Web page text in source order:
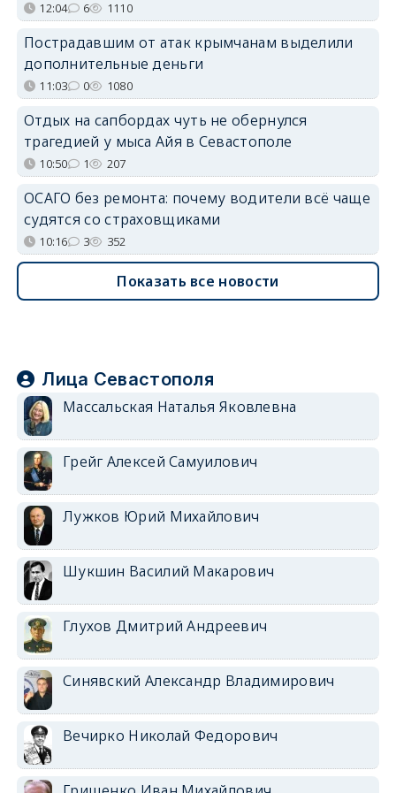
12:04 6 1110
Пострадавшим от атак крымчанам выделили
дополнительные деньги
11:03 0 1080
Отдых на сапбордах чуть не обернулся
трагедией у мыса Айя в Севастополе
10:50 1 207
ОСАГО без ремонта: почему водители всё чаще
судятся со страховщиками
10:16 3 352
Показать все новости
Лица Севастополя
Массальская Наталья Яковлевна
Грейг Алексей Самуилович
Лужков Юрий Михайлович
Шукшин Василий Макарович
Глухов Дмитрий Андреевич
Синявский Александр Владимирович
Вечирко Николай Федорович